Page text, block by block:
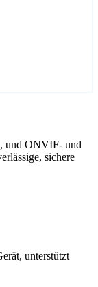
und ONVIF- und
sichere
unterstützt